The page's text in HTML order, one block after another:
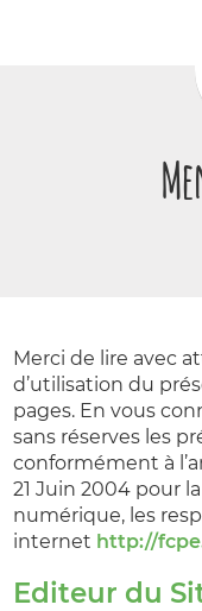
Merci de lire avec
d’utilisation du
pages. En vous
sans réserves les
conformément à
21 Juin 2004 pour
numérique, les
internet http://
Editeur du
Panneau de gestion